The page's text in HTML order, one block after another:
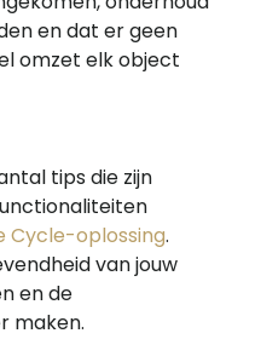
en dat er geen
omzet elk object
tips die zijn
Cycle-oplossing.
van jouw
en de
maken.